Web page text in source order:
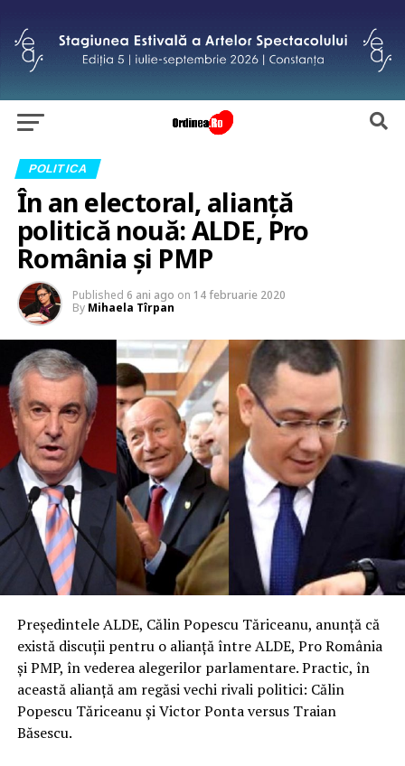
POLITICA
În an electoral, alianță
politică nouă: ALDE, Pro
România și PMP
Published 6 ani ago on 14 februarie 2020
By Mihaela Tîrpan
Președintele ALDE, Călin Popescu Tăriceanu, anunță că
există discuții pentru o alianță între ALDE, Pro România
și PMP, în vederea alegerilor parlamentare. Practic, în
această alianță am regăsi vechi rivali politici: Călin
Popescu Tăriceanu și Victor Ponta versus Traian
Băsescu.